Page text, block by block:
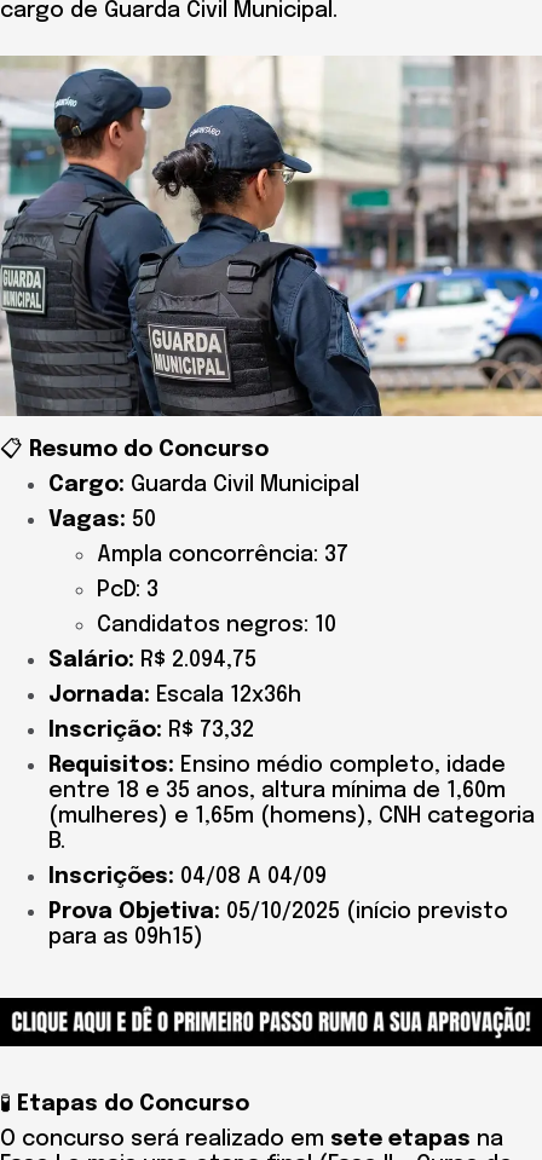
cargo de Guarda Civil Municipal.
📋 Resumo do Concurso
Cargo: Guarda Civil Municipal
Vagas: 50
Ampla concorrência: 37
PcD: 3
Candidatos negros: 10
Salário: R$ 2.094,75
Jornada: Escala 12x36h
Inscrição: R$ 73,32
Requisitos: Ensino médio completo, idade
entre 18 e 35 anos, altura mínima de 1,60m
(mulheres) e 1,65m (homens), CNH categoria
B.
Inscrições: 04/08 A 04/09
Prova Objetiva: 05/10/2025 (início previsto
para as 09h15)
🧪 Etapas do Concurso
O concurso será realizado em sete etapas na